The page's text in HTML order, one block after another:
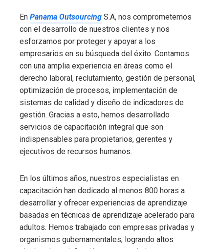
En Panama Outsourcing S.A, nos comprometemos
con el desarrollo de nuestros clientes y nos
esforzamos por proteger y apoyar a los
empresarios en su búsqueda del éxito. Contamos
con una amplia experiencia en áreas como el
derecho laboral, reclutamiento, gestión de personal,
optimización de procesos, implementación de
sistemas de calidad y diseño de indicadores de
gestión. Gracias a esto, hemos desarrollado
servicios de capacitación integral que son
indispensables para propietarios, gerentes y
ejecutivos de recursos humanos.
En los últimos años, nuestros especialistas en
capacitación han dedicado al menos 800 horas a
desarrollar y ofrecer experiencias de aprendizaje
basadas en técnicas de aprendizaje acelerado para
adultos. Hemos trabajado con empresas privadas y
organismos gubernamentales, logrando altos